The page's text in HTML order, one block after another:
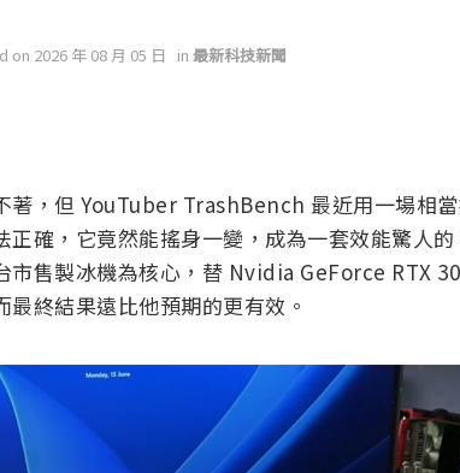
on 2026 年 08 月 05 日 in 最新科技新聞
著，但 YouTuber TrashBench 最近用一場相當
確，它竟然能搖身一變，成為一套效能驚人的
市售製冰機為核心，替 Nvidia GeForce RTX
終結果遠比他預期的更有效。